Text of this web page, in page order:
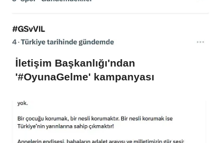
İletişim Başkanlığı'ndan
'#OyunaGelme' kampanyası